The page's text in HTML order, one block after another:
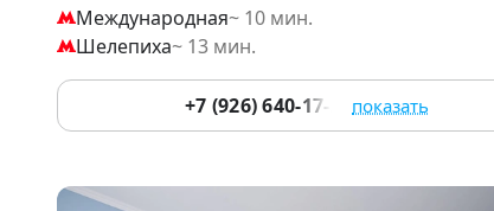
Международная~ 10 мин.
Шелепиха~ 13 мин.
+7 (926) 640-17-29 показать